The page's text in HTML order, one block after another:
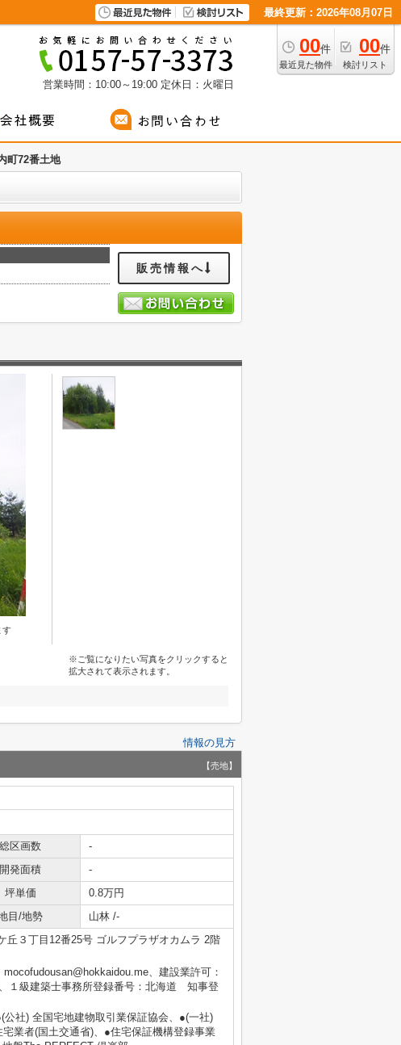
最終更新：2026年08月07日
00件
最近見た物件
00件
検討リスト
営業時間：10:00～19:00 定休日：火曜日
町72番土地
販売情報へ
す
※ご覧になりたい写真をクリックすると
拡大されて表示されます。
情報の見方
【売地】
総区画数
-
開発面積
-
坪単価
0.8万円
目/地勢 山林 /-
丘３丁目12番25号 ゴルフプラザオカムラ 2階
、建設業許可：
１級建築士事務所登録番号：北海道 知事登
社) 全国宅地建物取引業保証協会、●(一社)
業者(国土交通省)、●住宅保証機構登録事業